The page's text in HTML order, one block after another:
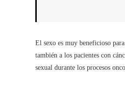
El sexo es muy beneficioso
también a los pacientes con
sexual durante los procesos